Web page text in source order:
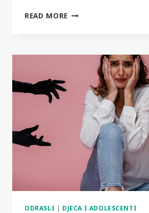
READ MORE OPSESIVNO
DJEČJOJ
ADOLESCENTNOJ
ODRASLI | DJECA I ADOLESCENTI